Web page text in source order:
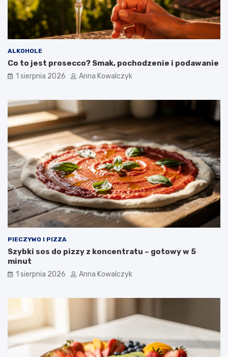
ALKOHOLE
Co to jest prosecco? Smak, pochodzenie i podawanie
1 sierpnia 2026 Anna Kowalczyk
PIECZYWO I PIZZA
Szybki sos do pizzy z koncentratu – gotowy w 5
minut
1 sierpnia 2026 Anna Kowalczyk